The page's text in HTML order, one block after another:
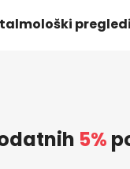
pregledi
5%